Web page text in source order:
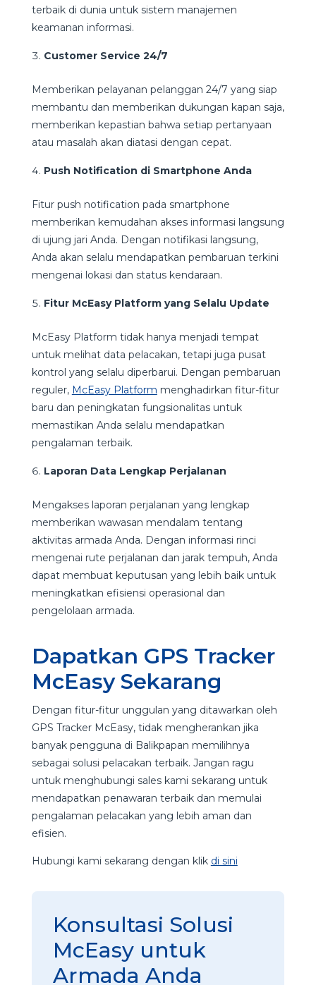
terbaik di dunia untuk sistem manajemen
keamanan informasi.
Customer Service 24/7
Memberikan pelayanan pelanggan 24/7 yang siap
membantu dan memberikan dukungan kapan saja,
memberikan kepastian bahwa setiap pertanyaan
atau masalah akan diatasi dengan cepat.
Push Notification di Smartphone Anda
Fitur push notification pada smartphone
memberikan kemudahan akses informasi langsung
di ujung jari Anda. Dengan notifikasi langsung,
Anda akan selalu mendapatkan pembaruan terkini
mengenai lokasi dan status kendaraan.
Fitur McEasy Platform yang Selalu Update
McEasy Platform tidak hanya menjadi tempat
untuk melihat data pelacakan, tetapi juga pusat
kontrol yang selalu diperbarui. Dengan pembaruan
reguler, McEasy Platform menghadirkan fitur-fitur
baru dan peningkatan fungsionalitas untuk
memastikan Anda selalu mendapatkan
pengalaman terbaik.
Laporan Data Lengkap Perjalanan
Mengakses laporan perjalanan yang lengkap
memberikan wawasan mendalam tentang
aktivitas armada Anda. Dengan informasi rinci
mengenai rute perjalanan dan jarak tempuh, Anda
dapat membuat keputusan yang lebih baik untuk
meningkatkan efisiensi operasional dan
pengelolaan armada.
Dapatkan GPS Tracker
McEasy Sekarang
Dengan fitur-fitur unggulan yang ditawarkan oleh
GPS Tracker McEasy, tidak mengherankan jika
banyak pengguna di Balikpapan memilihnya
sebagai solusi pelacakan terbaik. Jangan ragu
untuk menghubungi sales kami sekarang untuk
mendapatkan penawaran terbaik dan memulai
pengalaman pelacakan yang lebih aman dan
efisien.
Hubungi kami sekarang dengan klik di sini
Konsultasi Solusi
McEasy untuk
Armada Anda